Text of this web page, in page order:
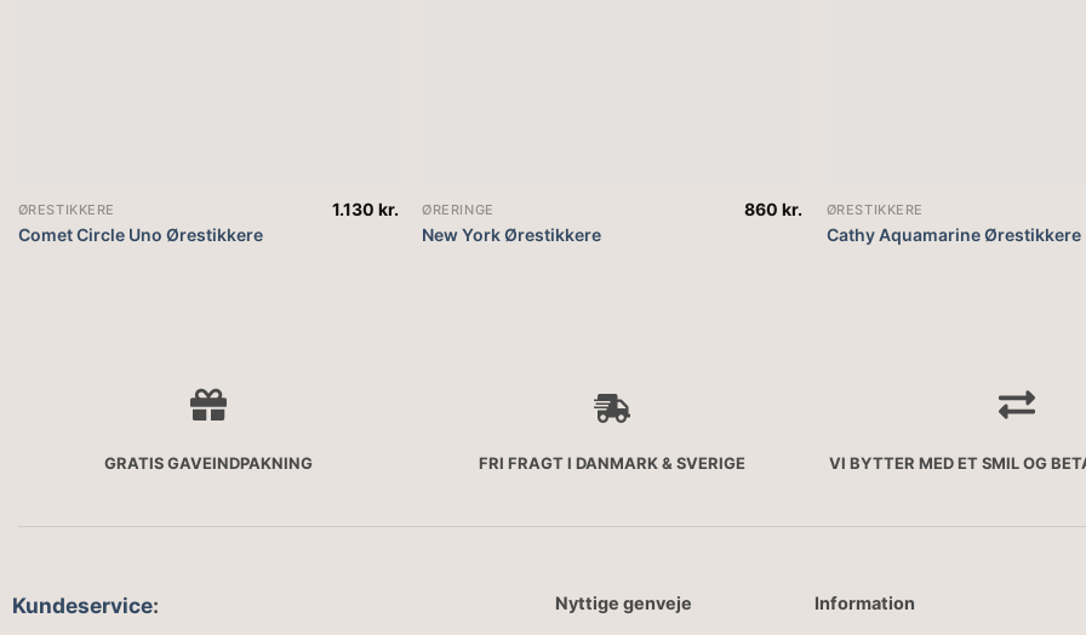
ØRESTIKKERE
Comet Circle Uno Ørestikkere
1.130 kr. ØRERINGE
New York Ørestikkere
860kr. ØRESTIKKERE
Cathy Aquamarine Ørestikkere
GRATIS GAVEINDPAKNING FRI FRAGT I DANMARK & SVERIGE VI BYTTER MED ET SMIL OG
Kundeservice: Nyttige genveje Information